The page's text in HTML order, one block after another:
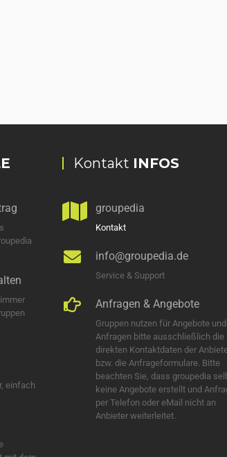
einfach
Kontakt INFOS
groupedia
Kontakt
info@groupedia.de
Service & Support
Anfragen & Angebote
Gruppen nutzen für Angebote und
Anfragen bitte ausschließlich die
direkten Kontaktdaten der
bzw. die Anfrageformulare. Bitte
beachten Sie, dass groupedia
keine Angebote erstellt und
per Telefon oder eMail nicht an
Anbieter weiterleitet.